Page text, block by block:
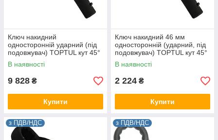
Ключ накидний
односторонній ударний (під
подовжувач) TOPTUL кут 45°
105мм AAAVA5A5
В наявності
9 828 ₴
Купити
Ключ накидний 46 мм
односторонній (ударний, під
подовжувач) TOPTUL кут 45°
AAAV4646
В наявності
2 224 ₴
Купити
з ПДВ/НДС з ПДВ/НДС